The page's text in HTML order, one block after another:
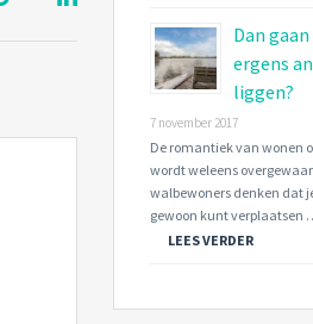
Dan
ergens
liggen?
7 november 2017
De romantiek van wonen
wordt weleens
walbewoners denken dat
gewoon kunt verplaatsen
LEES VERDER